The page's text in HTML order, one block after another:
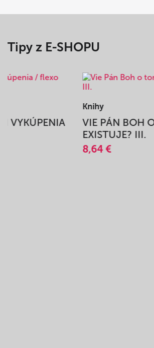
Tipy z E-SHOPU
VYKÚPENIA
Knihy
VIE PÁN BOH
EXISTUJE? III.
8,64 €